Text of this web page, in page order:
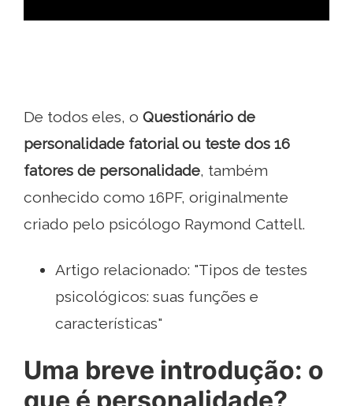
De todos eles, o Questionário de
personalidade fatorial ou teste dos 16
fatores de personalidade, também
conhecido como 16PF, originalmente
criado pelo psicólogo Raymond Cattell.
Artigo relacionado: "Tipos de testes
psicológicos: suas funções e
características"
Uma breve introdução: o